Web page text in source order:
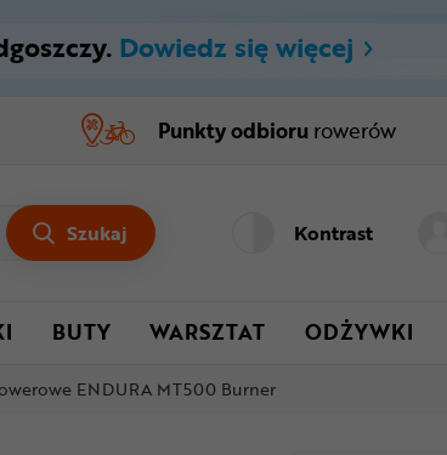
Dowiedz się więcej
Punkty odbioru rowerów
Szukaj Kontrast
BUTY WARSZTAT ODŻYWKI
ENDURA MT500 Burner